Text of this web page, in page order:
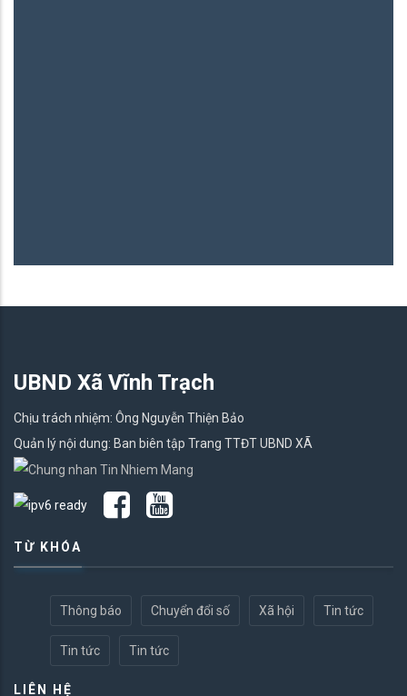
UBND Xã Vĩnh Trạch
Chịu trách nhiệm: Ông Nguyễn Thiện Bảo
Quản lý nội dung: Ban biên tập Trang TTĐT UBND XÃ
TỪ KHÓA
Thông báo Chuyển đổi số Xã hội Tin tức
Tin tức Tin tức
LIÊN HỆ